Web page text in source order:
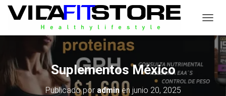
A
R
Suplementos México
Publicado por adminen junio 20, 2025